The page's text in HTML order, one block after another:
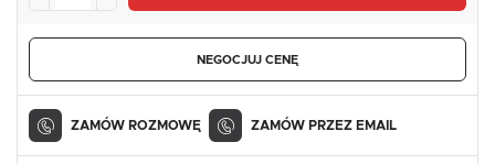
NEGOCJUJ CENĘ
ZAMÓW ROZMOWĘ ZAMÓW PRZEZ EMAIL